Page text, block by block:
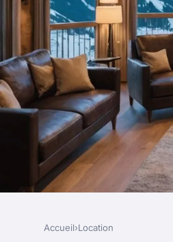
Accueil›Location